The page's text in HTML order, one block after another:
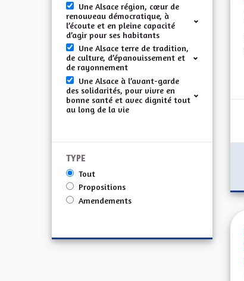
Une Alsace région, cœur de
renouveau démocratique, à
l’écoute et en pleine capacité
d’agir pour ses habitants
Une Alsace terre de tradition,
de culture, d’épanouissement et
de rayonnement
Une Alsace à l’avant-garde
des solidarités, pour vivre en
bonne santé et avec dignité tout
au long de la vie
TYPE
Tout
Propositions
Amendements